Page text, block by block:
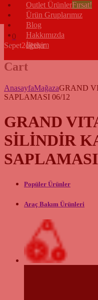
Outlet ÜrünlerFırsat!
Ürün Gruplarımız
Blog
Hakkımızda
İletişim
0
Sepet2öğeler
Cart
AnasayfaMağazaGRAND
SAPLAMASI 06/12
GRAND
SİLİNDİR
Popüler Ürünler
Araç Bakım Ürünleri